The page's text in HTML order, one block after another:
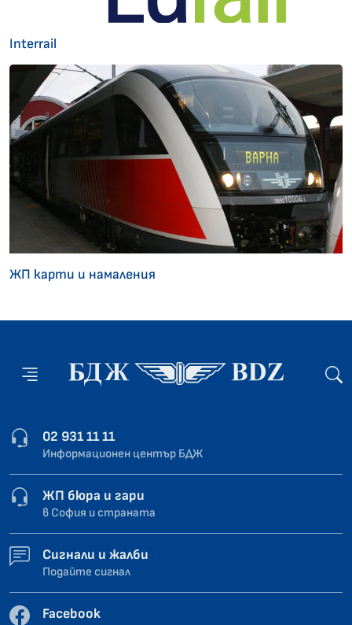
Interrail
ЖП карти и намаления
02 931 11 11
Информационен център БДЖ
ЖП бюра и гари
в София и страната
Сигнали и жалби
Подайте сигнал
Facebook